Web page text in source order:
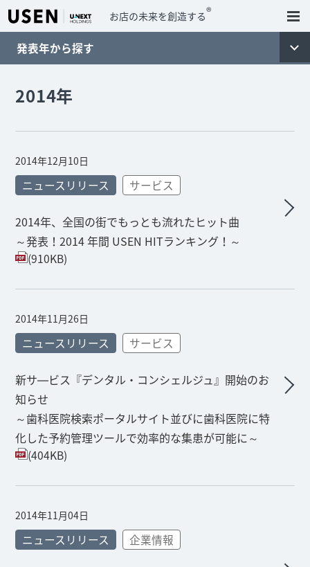
お店の未来を創造する®
発表年から探す
2014年
2014年12月10日
ニュースリリース サービス
2014年、全国の街でもっとも流れたヒット曲
～発表！2014 年間 USEN HITランキング！～
(910KB)
2014年11月26日
ニュースリリース サービス
新サ―ビス『デンタル・コンシェルジュ』開始のお
知らせ
～歯科医院検索ポータルサイト並びに歯科医院に特
化した予約管理ツールで効率的な集患が可能に～
(404KB)
2014年11月04日
ニュースリリース 企業情報